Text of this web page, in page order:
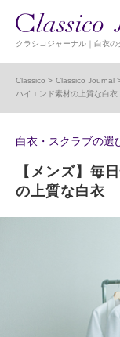
クラシコジャーナル｜白衣
Classico Classico Journal
ハイエンド素材の上質な白衣
白衣・スクラブの選
【メンズ】毎
の上質な白衣